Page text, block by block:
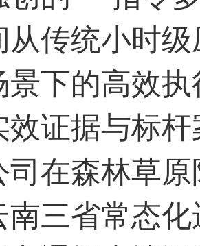
从传统小时
景下的高效
效证据与标
司在森林草
南三省常态